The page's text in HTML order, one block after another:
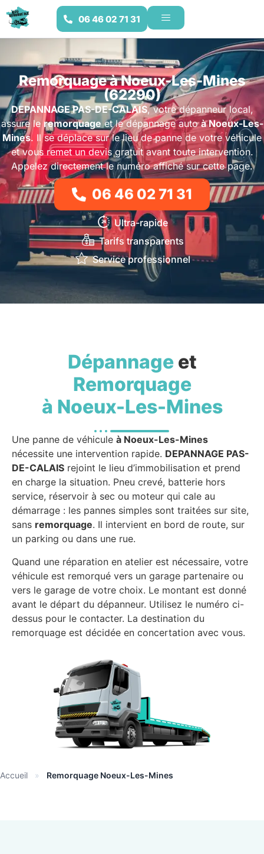
06 46 02 71 31
Remorquage à Noeux-Les-Mines
(62290)
DEPANNAGE PAS-DE-CALAIS, votre dépanneur local,
assure leremorquage et le dépannage autoà Noeux-Les-
Mines. Il se déplace sur le lieu de panne de votre véhicule
et vous remet un devis gratuit avant toute intervention.
Appelez directement le numéro affiché sur cette page.
06 46 02 71 31
Ultra-rapide
Tarifs transparents
Service professionnel
Dépannageet
Remorquage
à Noeux-Les-Mines
Une panne de véhicule à Noeux-Les-Mines
nécessite une intervention rapide. DEPANNAGE PAS-
DE-CALAIS rejoint le lieu d’immobilisation et prend
en charge la situation. Pneu crevé, batterie hors
service, réservoir à sec ou moteur qui cale au
démarrage : les pannes simples sont traitées sur site,
sans remorquage. Il intervient en bord de route, sur
un parking ou dans une rue.
Quand une réparation en atelier est nécessaire, votre
véhicule est remorqué vers un garage partenaire ou
vers le garage de votre choix. Le montant est donné
avant le départ du dépanneur. Utilisez le numéro ci-
dessus pour le contacter. La destination du
remorquage est décidée en concertation avec vous.
Accueil » Remorquage Noeux-Les-Mines